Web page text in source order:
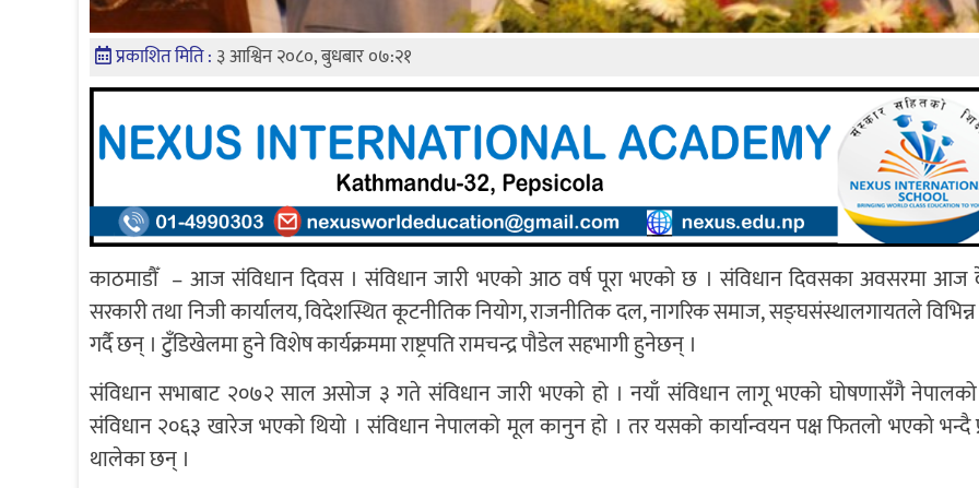
प्रकाशित मिति : ३ आश्विन २०८०, बुधबार ०७:२१
काठमाडौँ – आज संविधान दिवस । संविधान जारी भएको आठ वर्ष पूरा भएको छ । संविधान दिवसका अवसरमा आज
सरकारी तथा निजी कार्यालय, विदेशस्थित कूटनीतिक नियोग, राजनीतिक दल, नागरिक समाज, सङ्घसंस्थालगायतले विभिन्न
गर्दै छन् । टुँडिखेलमा हुने विशेष कार्यक्रममा राष्ट्रपति रामचन्द्र पौडेल सहभागी हुनेछन् ।
संविधान सभाबाट २०७२ साल असोज ३ गते संविधान जारी भएको हो । नयाँ संविधान लागू भएको घोषणासँगै
संविधान २०६३ खारेज भएको थियो । संविधान नेपालको मूल कानुन हो । तर यसको कार्यान्वयन पक्ष फितलो भएको भन्दै
थालेका छन् ।